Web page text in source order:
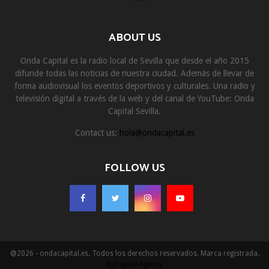
ABOUT US
Onda Capital es la radio local de Sevilla que desde el año 2015
difunde todas las noticias de nuestra ciudad. Además de llevar de
forma audiovisual los eventos deportivos y culturales. Una radio y
televisión digital a través de la web y del canal de YouTube: Onda
Capital Sevilla.
Contact us: hola@ondacapital.es
FOLLOW US
@2026 - ondacapital.es. Todos los derechos reservados. Marca registrada.